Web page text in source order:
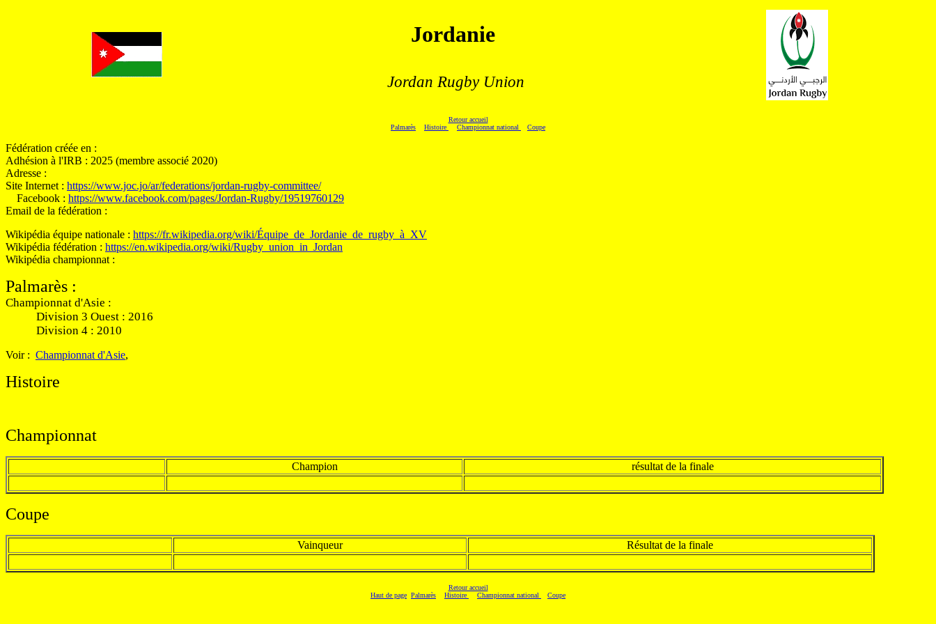
Jordanie.
Jordan Rugby Union
Retour accueil
Palmarès
Histoire Championnat national Coupe
Fédération créée en :
Adhésion à l'IRB : 2025 (membre associé 2020)
Adresse :
Site Internet : https://www.joc.jo/ar/federations/jordan-rugby-committee/
Facebook : https://www.facebook.com/pages/Jordan-Rugby/19519760129
Email de la fédération :
Wikipédia équipe nationale : https://fr.wikipedia.org/wiki/Équipe_de_Jordanie_de_rugby_à_XV
Wikipédia fédération : https://en.wikipedia.org/wiki/Rugby_union_in_Jordan
Wikipédia championnat :
Palmarès :
Championnat d'Asie :
Division 3 Ouest : 2016
Division 4 : 2010
Voir : Championnat d'Asie,
Histoire
Championnat
Champion résultat de la finale
Coupe
Vainqueur Résultat de la finale
Retour accueil
Haut de page Palmarès Histoire Championnat national Coupe